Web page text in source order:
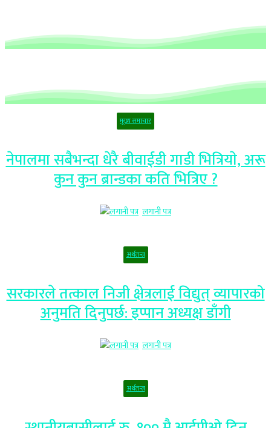
मूख्य समाचार
नेपालमा सबैभन्दा धेरै बीवाईडी गाडी भित्रियाे, अरू
कुन कुन ब्रान्डका कति भित्रिए ?
लगानी पत्र
अर्थतन्त्र
सरकारले तत्काल निजी क्षेत्रलाई विद्युत् व्यापारको
अनुमति दिनुपर्छ: इप्पान अध्यक्ष डाँगी
लगानी पत्र
अर्थतन्त्र